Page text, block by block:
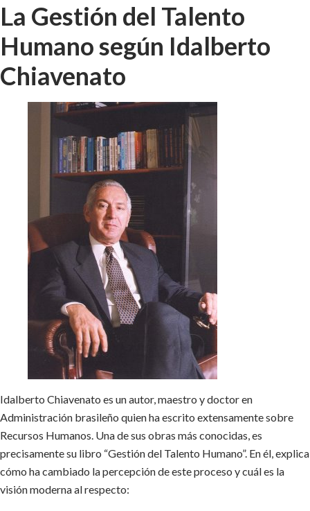
La Gestión del Talento
Humano según Idalberto
Chiavenato
Idalberto Chiavenato es un autor, maestro y doctor en
Administración brasileño quien ha escrito extensamente sobre
Recursos Humanos. Una de sus obras más conocidas, es
precisamente su libro “Gestión del Talento Humano”. En él, explica
cómo ha cambiado la percepción de este proceso y cuál es la
visión moderna al respecto: